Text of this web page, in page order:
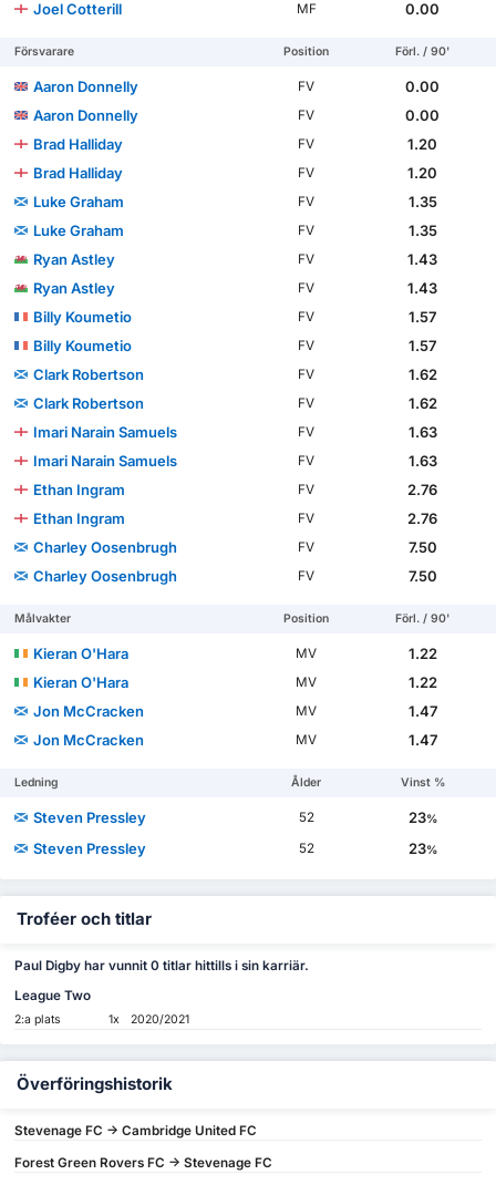
Joel Cotterill MF 0.00
Försvarare Position Förl. / 90'
Aaron Donnelly FV
0.00
Aaron Donnelly
FV
0.00
Brad Halliday
FV
1.20
Brad Halliday
FV
1.20
Luke Graham
FV
1.35
Luke Graham
FV
1.35
Ryan Astley
FV
1.43
Ryan Astley
FV
1.43
Billy Koumetio
FV
1.57
Billy Koumetio
FV
1.57
Clark Robertson
FV
1.62
Clark Robertson
FV
1.62
Imari Narain Samuels
FV
1.63
Imari Narain Samuels
FV
1.63
Ethan Ingram
FV
2.76
Ethan Ingram
FV
2.76
Charley Oosenbrugh
FV
7.50
Charley Oosenbrugh
FV 7.50
Målvakter Position Förl. / 90'
Kieran O'Hara MV
1.22
Kieran O'Hara
MV
1.22
Jon McCracken
MV
1.47
Jon McCracken
MV 1.47
Ledning Ålder Vinst %
Steven Pressley 52 23%
Steven Pressley 52 23%
Troféer och titlar
Paul Digby har vunnit 0 titlar hittills i sin karriär.
League Two
2:a plats 1x 2020/2021
Överföringshistorik
Stevenage FC -> Cambridge United FC
Forest Green Rovers FC -> Stevenage FC